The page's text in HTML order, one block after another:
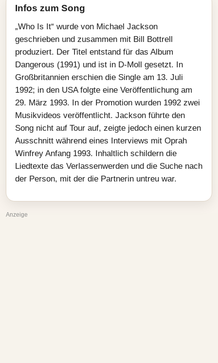
Infos zum Song
„Who Is It“ wurde von Michael Jackson
geschrieben und zusammen mit Bill Bottrell
produziert. Der Titel entstand für das Album
Dangerous (1991) und ist in D-Moll gesetzt. In
Großbritannien erschien die Single am 13. Juli
1992; in den USA folgte eine Veröffentlichung am
29. März 1993. In der Promotion wurden 1992 zwei
Musikvideos veröffentlicht. Jackson führte den
Song nicht auf Tour auf, zeigte jedoch einen kurzen
Ausschnitt während eines Interviews mit Oprah
Winfrey Anfang 1993. Inhaltlich schildern die
Liedtexte das Verlassenwerden und die Suche nach
der Person, mit der die Partnerin untreu war.
Anzeige